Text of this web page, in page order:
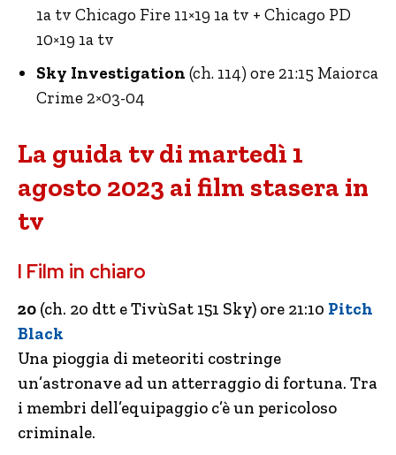
1a tv Chicago Fire 11×19 1a tv + Chicago PD
10×19 1a tv
Sky Investigation (ch. 114) ore 21:15 Maiorca
Crime 2×03-04
La guida tv di martedì 1
agosto 2023 ai film stasera in
tv
I Film in chiaro
20 (ch. 20 dtt e TivùSat 151 Sky) ore 21:10 Pitch
Black
Una pioggia di meteoriti costringe
un’astronave ad un atterraggio di fortuna. Tra
i membri dell’equipaggio c’è un pericoloso
criminale.